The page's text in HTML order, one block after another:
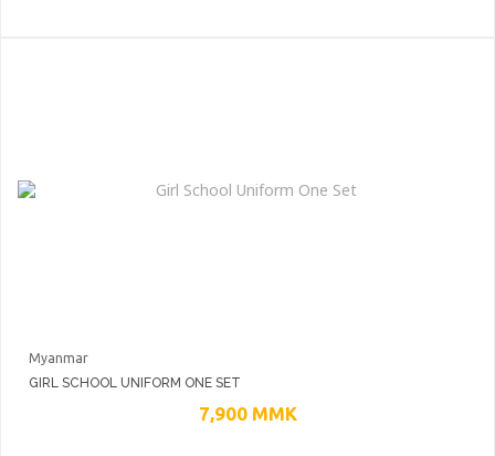
Myanmar
GIRL SCHOOL UNIFORM ONE SET
7,900 MMK